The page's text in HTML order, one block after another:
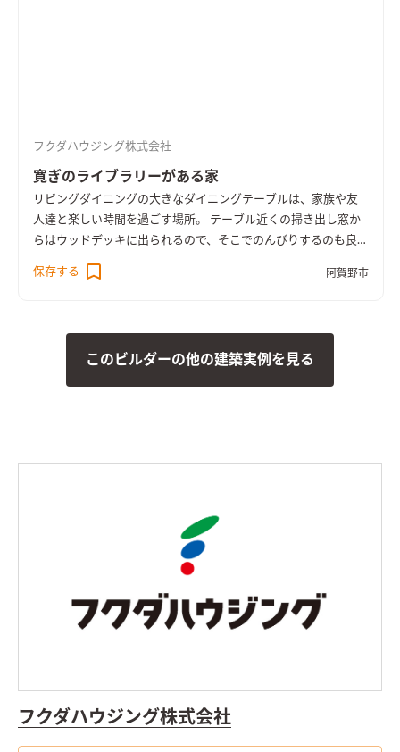
フクダハウジング株式会社
寛ぎのライブラリーがある家
リビングダイニングの大きなダイニングテーブルは、家族や友
人達と楽しい時間を過ごす場所。 テーブル近くの掃き出し窓か
らはウッドデッキに出られるので、そこでのんびりするのも良
し。 キッチンのダイニング側に貼った木が、暖かい雰囲気を与
えてくれます。 2階には広いファミリースペースを確保し、家族
保存する 阿賀野市
このビルダーの他の建築実例を見る
フクダハウジング株式会社